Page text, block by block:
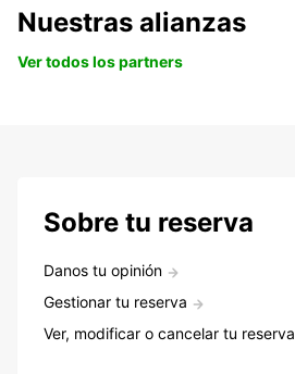
Nuestras alianzas
Ver todos los partners
Sobre tu reserva
Danos tu opinión
Gestionar tu reserva
Ver, modificar o cancelar tu reserva